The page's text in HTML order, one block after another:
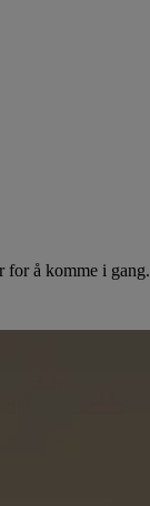
for å komme i gang.